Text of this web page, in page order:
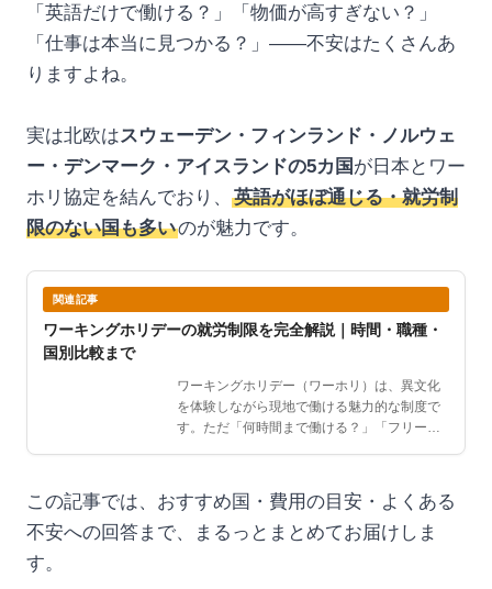
「英語だけで働ける？」「物価が高すぎない？」
「仕事は本当に見つかる？」——不安はたくさんあ
りますよね。
実は北欧はスウェーデン・フィンランド・ノルウェ
ー・デンマーク・アイスランドの5カ国 が日本とワー
ホリ協定を結んでおり、
英語がほぼ通じる・就労制
限のない国も多いのが魅力です。
関連記事
ワーキングホリデーの就労制限を完全解説｜時間・職種・
国別比較まで
ワーキングホリデー（ワーホリ）は、異文化
を体験しながら現地で働ける魅力的な制度で
す。ただ「何時間まで働ける？」「フリーラ
この記事では、おすすめ国・費用の目安・よくある
不安への回答まで、まるっとまとめてお届けしま
す。